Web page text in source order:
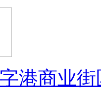
港商业